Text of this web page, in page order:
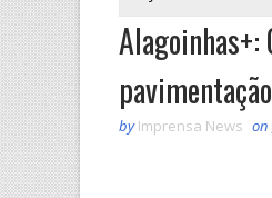
by Imprensa News on